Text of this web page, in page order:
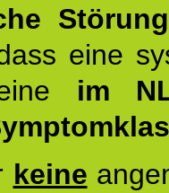
eine
im
keine